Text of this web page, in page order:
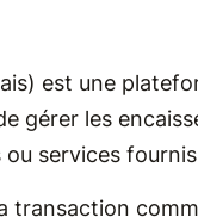
est une
les
services fournis